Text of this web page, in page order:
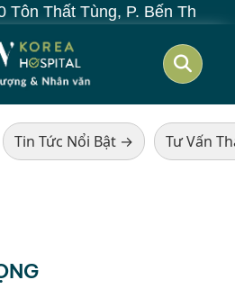
Tùng, P. Bến Thành,
Tin Tức Nổi Bật → Tư Vấn